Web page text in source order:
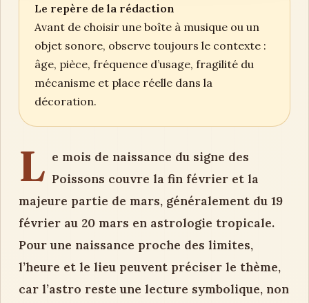
Le repère de la rédaction
Avant de choisir une boîte à musique ou un
objet sonore, observe toujours le contexte :
âge, pièce, fréquence d’usage, fragilité du
mécanisme et place réelle dans la
décoration.
L e mois de naissance du signe des
Poissons couvre la fin février et la
majeure partie de mars, généralement du 19
février au 20 mars en astrologie tropicale.
Pour une naissance proche des limites,
l’heure et le lieu peuvent préciser le thème,
car l’astro reste une lecture symbolique, non